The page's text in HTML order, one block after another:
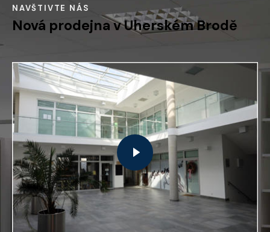
NAVŠTIVTE NÁS
Nová prodejnav Uherském Brodě